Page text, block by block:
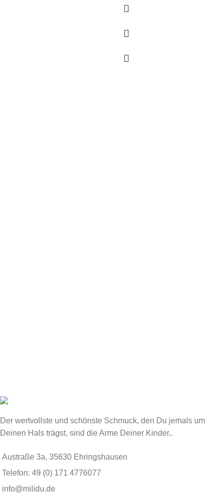
Der wertvollste und schönste Schmuck, den Du jemals um
Deinen Hals trägst, sind die Arme Deiner Kinder..
Austraße 3a, 35630 Ehringshausen
Telefon: 49 (0) 171 4776077
info@milidu.de